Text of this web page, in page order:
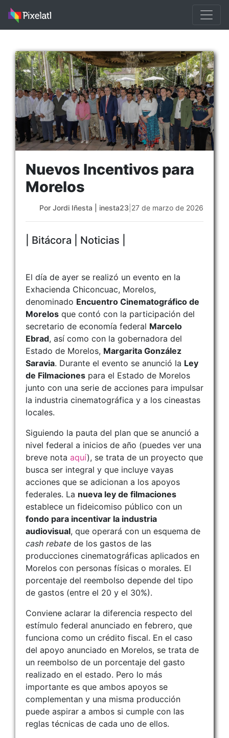
Nuevos Incentivos para
Morelos
Por Jordi Iñesta | inesta23 27 de marzo de 2026
| Bitácora | Noticias |
El día de ayer se realizó un evento en la
Exhacienda Chiconcuac, Morelos,
denominado Encuentro Cinematográfico de
Morelos que contó con la participación del
secretario de economía federal Marcelo
Ebrad, así como con la gobernadora del
Estado de Morelos, Margarita González
Saravia. Durante el evento se anunció la Ley
de Filmaciones para el Estado de Morelos
junto con una serie de acciones para impulsar
la industria cinematográfica y a los cineastas
locales.
Siguiendo la pauta del plan que se anunció a
nivel federal a inicios de año (puedes ver una
breve nota aquí), se trata de un proyecto que
busca ser integral y que incluye vayas
acciones que se adicionan a los apoyos
federales. La nueva ley de filmaciones
establece un fideicomiso público con un
fondo para incentivar la industria
audiovisual, que operará con un esquema de
cash rebate de los gastos de las
producciones cinematográficas aplicados en
Morelos con personas físicas o morales. El
porcentaje del reembolso depende del tipo
de gastos (entre el 20 y el 30%).
Conviene aclarar la diferencia respecto del
estímulo federal anunciado en febrero, que
funciona como un crédito fiscal. En el caso
del apoyo anunciado en Morelos, se trata de
un reembolso de un porcentaje del gasto
realizado en el estado. Pero lo más
importante es que ambos apoyos se
complementan y una misma producción
puede aspirar a ambos si cumple con las
reglas técnicas de cada uno de ellos.